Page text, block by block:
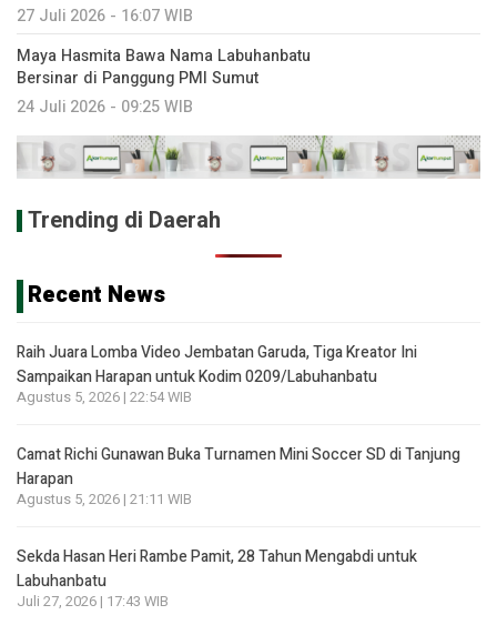
27 Juli 2026 - 16:07 WIB
Maya Hasmita Bawa Nama Labuhanbatu
Bersinar di Panggung PMI Sumut
24 Juli 2026 - 09:25 WIB
Trending di Daerah
Recent News
Raih Juara Lomba Video Jembatan Garuda, Tiga Kreator Ini
Sampaikan Harapan untuk Kodim 0209/Labuhanbatu
Agustus 5, 2026 | 22:54 WIB
Camat Richi Gunawan Buka Turnamen Mini Soccer SD di Tanjung
Harapan
Agustus 5, 2026 | 21:11 WIB
Sekda Hasan Heri Rambe Pamit, 28 Tahun Mengabdi untuk
Labuhanbatu
Juli 27, 2026 | 17:43 WIB